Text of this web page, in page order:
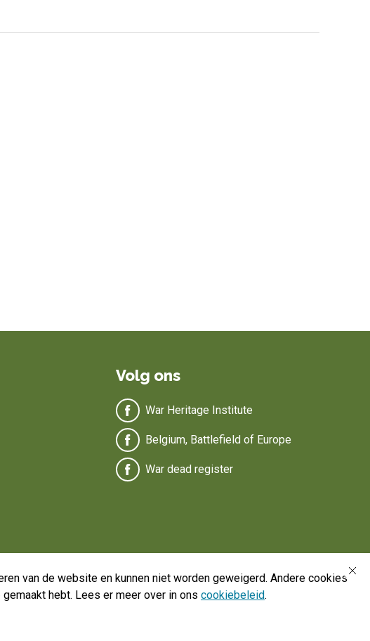
van de website en kunnen niet worden geweigerd. Andere cookies
hebt. Lees er meer over in ons cookiebeleid.
Volg ons
War Heritage Institute
Belgium, Battlefield of Europe
War dead register